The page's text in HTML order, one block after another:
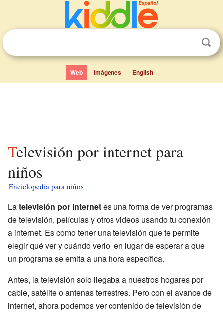
Web Imágenes English
Televisión por internet para
niños
Enciclopedia para niños
Latelevisión por internetes una forma de ver programas
de televisión, películas y otros videos usando tu conexión
a internet. Es como tener una televisión que te permite
elegir qué ver y cuándo verlo, en lugar de esperar a que
un programa se emita a una hora específica.
Antes, la televisión solo llegaba a nuestros hogares por
cable, satélite o antenas terrestres. Pero con el avance de
internet, ahora podemos ver contenido de televisión de